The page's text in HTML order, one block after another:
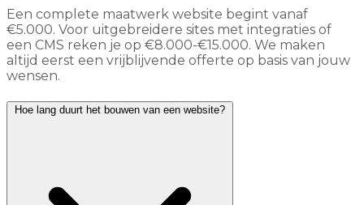
Een complete maatwerk website begint vanaf
€5.000. Voor uitgebreidere sites met integraties of
een CMS reken je op €8.000-€15.000. We maken
altijd eerst een vrijblijvende offerte op basis van jouw
wensen.
Hoe lang duurt het bouwen van een website?